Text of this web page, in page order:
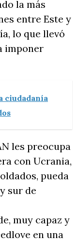
la más
entre Este y
lo que llevó
imponer
ciudadanía
les preocupa
con Ucrania,
pueda
sur de
muy capaz y
en una